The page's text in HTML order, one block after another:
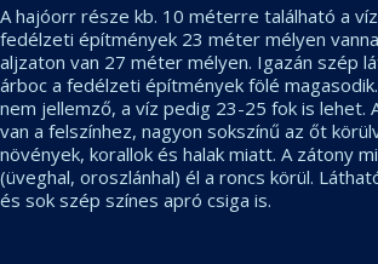
A hajóorr része kb. 10 méterre található a
fedélzeti építmények 23 méter mélyen
aljzaton van 27 méter mélyen. Igazán szép
árboc a fedélzeti építmények fölé
nem jellemző, a víz pedig 23-25 fok is lehet.
van a felszínhez, nagyon sokszínű az őt
növények, korallok és halak miatt. A zátony
(üveghal, oroszlánhal) él a roncs körül.
és sok szép színes apró csiga is.